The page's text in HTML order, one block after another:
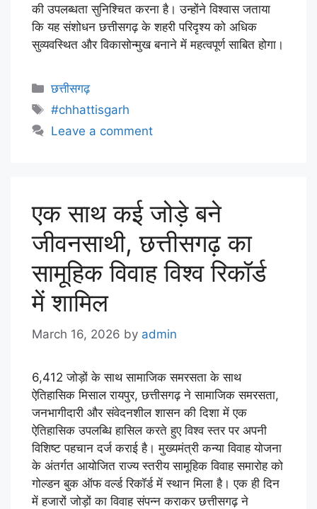
की उपलब्धता सुनिश्चित करना है। उन्होंने विश्वास जताया
कि यह संशोधन छत्तीसगढ़ के शहरी परिदृश्य को अधिक
सुव्यवस्थित और विकासोन्मुख बनाने में महत्वपूर्ण साबित होगा।
छत्तीसगढ़
#chhattisgarh
Leave a comment
एक साथ कई जोड़े बने
जीवनसाथी, छत्तीसगढ़ का
सामूहिक विवाह विश्व रिकॉर्ड
में शामिल
March 16, 2026 by admin
6,412 जोड़ों के साथ सामाजिक समरसता के साथ
ऐतिहासिक मिसाल रायपुर, छत्तीसगढ़ ने सामाजिक समरसता,
जनभागीदारी और संवेदनशील शासन की दिशा में एक
ऐतिहासिक उपलब्धि हासिल करते हुए विश्व स्तर पर अपनी
विशिष्ट पहचान दर्ज कराई है। मुख्यमंत्री कन्या विवाह योजना
के अंतर्गत आयोजित राज्य स्तरीय सामूहिक विवाह समारोह को
गोल्डन बुक ऑफ वर्ल्ड रिकॉर्ड में स्थान मिला है। एक ही दिन
में हजारों जोड़ों का विवाह संपन्न कराकर छत्तीसगढ़ ने